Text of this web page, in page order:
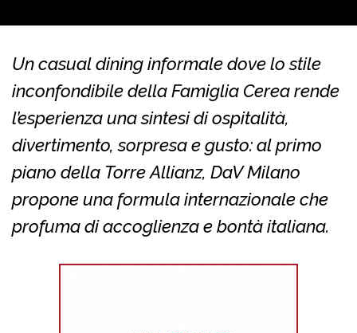
Un casual dining informale dove lo stile
inconfondibile della Famiglia Cerea rende
l’esperienza una sintesi di ospitalità,
divertimento, sorpresa e gusto: al primo
piano della Torre Allianz, DaV Milano
propone una formula internazionale che
profuma di accoglienza e bontà italiana.